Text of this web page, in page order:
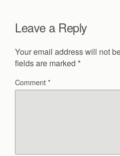
Leave a Reply
Your email address will not
fields are marked *
Comment*